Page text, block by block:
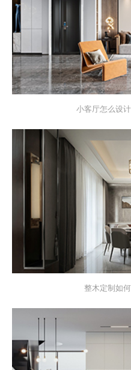
小客厅怎么设
整木定制如